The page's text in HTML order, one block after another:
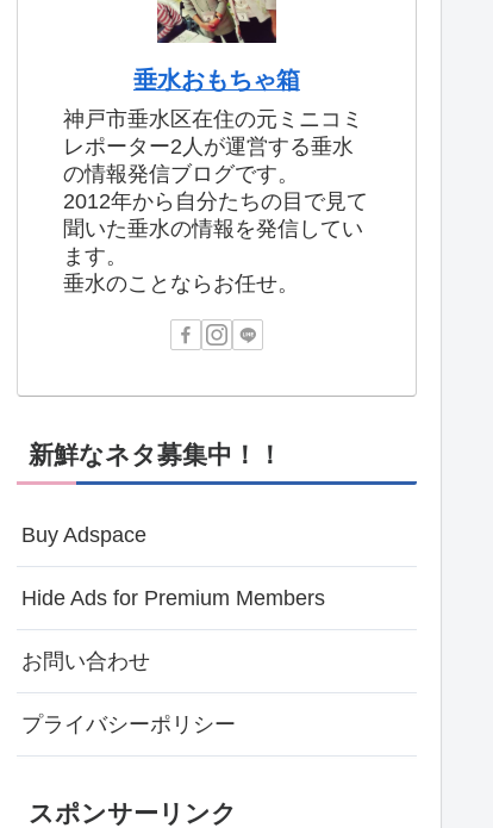
垂水おもちゃ箱
神戸市垂水区在住の元ミニコミ
レポーター2人が運営する垂水
の情報発信ブログです。
2012年から自分たちの目で見て
聞いた垂水の情報を発信してい
ます。
垂水のことならお任せ。
新鮮なネタ募集中！！
Buy Adspace
Hide Ads for Premium Members
お問い合わせ
プライバシーポリシー
スポンサーリンク